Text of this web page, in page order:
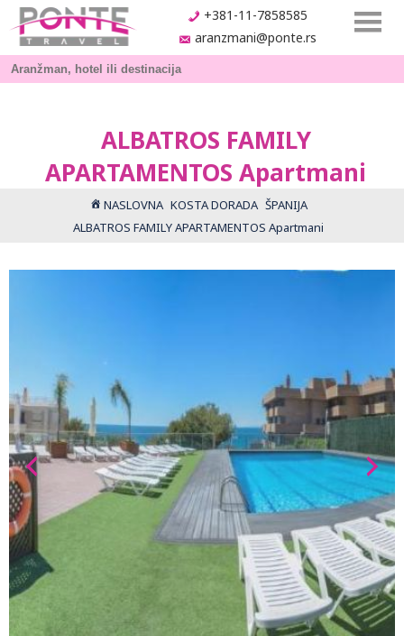
+381-11-7858585
aranzmani@ponte.rs
ALBATROS FAMILY
APARTAMENTOS Apartmani
NASLOVNA KOSTA DORADA ŠPANIJA
ALBATROS FAMILY APARTAMENTOS Apartmani